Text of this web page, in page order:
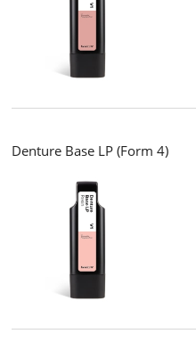
Denture Base LP (Form 4)